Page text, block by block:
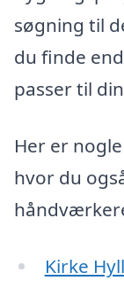
søgning til
du finde
passer til
Her er
hvor du
Kirke